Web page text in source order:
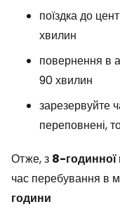
поїздка до
хвилин
повернення в
90 хвилин
зарезервуйте
переповнені,
Отже, з 8-годинної
час перебування в
години